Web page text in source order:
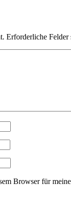
Erforderliche Felder
Browser für